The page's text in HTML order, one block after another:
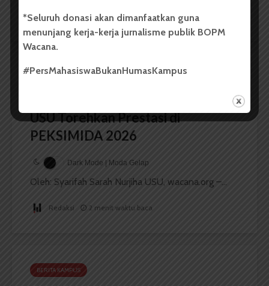
Redaksi 2 menit waktu baca
USU Torehkan Prestasi di
PEKSIMIDA 2026
Dark Mode | Moda Gelap
Oleh: Syarifah Sarah Nurjiha USU, wacana.org –...
Redaksi 2 menit waktu baca
BERITA KAMPUS
*Seluruh donasi akan dimanfaatkan guna
menunjang kerja-kerja jurnalisme publik BOPM
Wacana.
#PersMahasiswaBukanHumasKampus